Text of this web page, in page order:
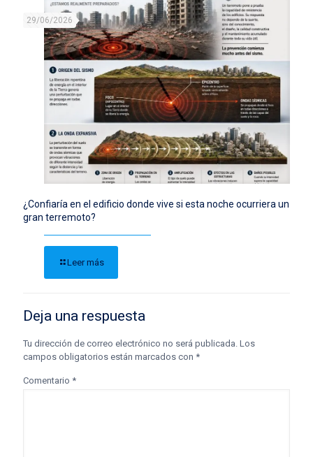
29/06/2026
¿Confiaría en el edificio donde vive si esta noche ocurriera un
gran terremoto?
Leer más
Deja una respuesta
Tu dirección de correo electrónico no será publicada. Los
campos obligatorios están marcados con *
Comentario *